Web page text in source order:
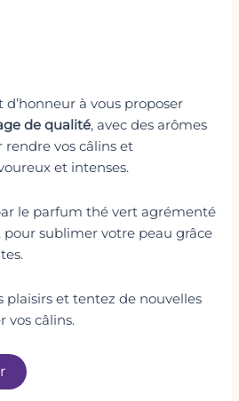
à vous proposer
de qualité, avec des arômes
vos câlins et
et intenses.
le parfum thé vert agrémenté
pour sublimer votre peau grâce
plaisirs et tentez de nouvelles
vos câlins.